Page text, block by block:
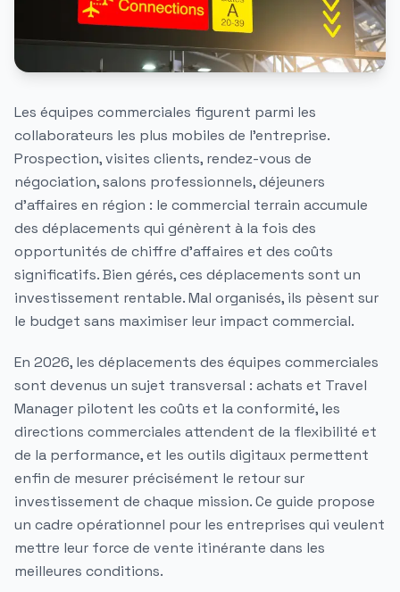
Les équipes commerciales figurent parmi les
collaborateurs les plus mobiles de l'entreprise.
Prospection, visites clients, rendez-vous de
négociation, salons professionnels, déjeuners
d'affaires en région : le commercial terrain accumule
des déplacements qui génèrent à la fois des
opportunités de chiffre d'affaires et des coûts
significatifs. Bien gérés, ces déplacements sont un
investissement rentable. Mal organisés, ils pèsent sur
le budget sans maximiser leur impact commercial.
En 2026, les déplacements des équipes commerciales
sont devenus un sujet transversal : achats et Travel
Manager pilotent les coûts et la conformité, les
directions commerciales attendent de la flexibilité et
de la performance, et les outils digitaux permettent
enfin de mesurer précisément le retour sur
investissement de chaque mission. Ce guide propose
un cadre opérationnel pour les entreprises qui veulent
mettre leur force de vente itinérante dans les
meilleures conditions.